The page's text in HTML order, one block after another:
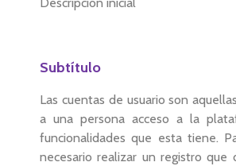
Subtítulo
Las cuentas de usuario son
a una persona acceso a la
funcionalidades que esta tiene.
necesario realizar un registro que